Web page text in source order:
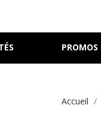
PROMOS
Accueil